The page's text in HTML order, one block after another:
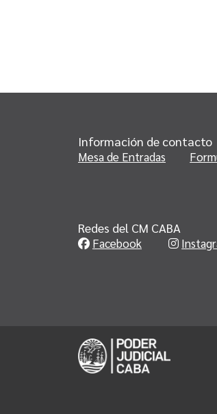
Información de contacto
Mesa de Entradas
Redes del CM CABA
Facebook